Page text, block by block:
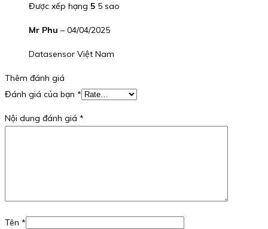
Được xếp hạng 5 5 sao
Mr Phu – 04/04/2025
Datasensor Việt Nam
Thêm đánh giá
Đánh giá của bạn *
Nội dung đánh giá *
Tên *